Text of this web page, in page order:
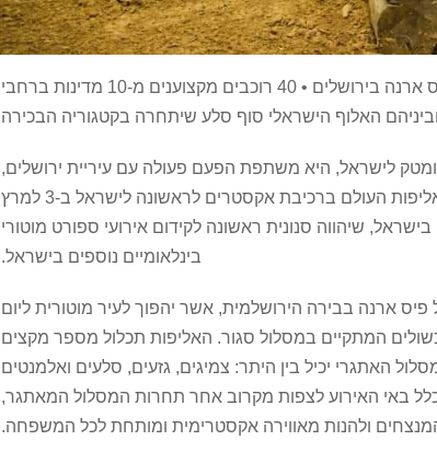
תחרות סופר אנדורו 2022 תצא לדרך ב-3.3.22 בהיכל פיס ארנה בירושלים • 40 רוכבים מקצוענים מ-10 מדינות ברחבי
האלוף הישראלי סוף סלע שיתחרה בקטגוריה הבכירה
לישראל, היא משתפת הפעם פעולה עם עיריית ירושלים,
חברת 'אריאל' וחברת RIDERS FOR RIDER בהבאת אליפות העולם ברכיבת אקסטרים לראשונה לישראל ב-3 למרץ
בישראל, שיהווה סנונית ראשונה לקידום אירועי ספורט מוטורי
בינלאומיים נוספים בישראל.
ארנה בבירה הירושלמית, אשר יהפוך לעיר מוטורית ליום
המתקיים במסלול סגור. האליפות תכלול מספר מקצים
האתגרי יכיל בין היתר: צמיגים, גזעים, סלעים ואלמנטים
כלל באי האירוע לצפות מקרוב אחר תחרות המסלול המאתגר,
ולהנות מאווירה אקסטרימית ומותחת לכל המשפחה.